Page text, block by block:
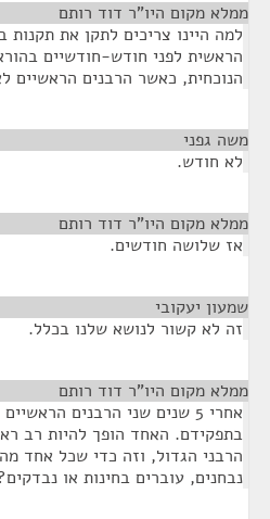
ממלא מקום היו"ר דוד רותם
למה היינו צריכים לתקן את תקנות
הראשית לפני חודש-חודשיים
הנוכחית, כאשר הרבנים הראשיים
משה גפני
לא חודש.
ממלא מקום היו"ר דוד רותם
אז שלושה חודשים.
שמעון יעקובי
זה לא קשור לנושא שלנו בכלל.
ממלא מקום היו"ר דוד רותם
אחרי 5 שנים שני הרבנים
בתפקידם. האחד הופך להיות רב
נבחנים, עוברים בחינות או